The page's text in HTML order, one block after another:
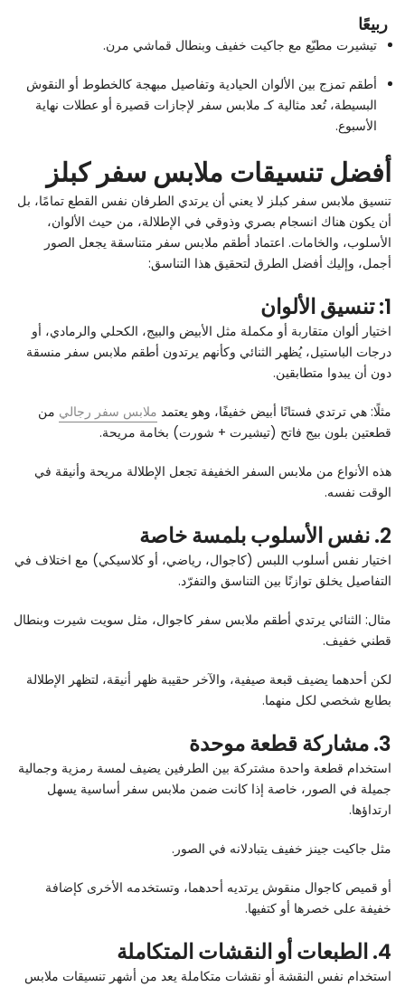
ربيعًا
تيشيرت مطبّع مع جاكيت خفيف وبنطال قماشي مرن.
أطقم تمزج بين الألوان الحيادية وتفاصيل مبهجة كالخطوط أو النقوش
البسيطة، تُعد مثالية كـ ملابس سفر لإجازات قصيرة أو عطلات نهاية
الأسبوع.
أفضل تنسيقات ملابس سفر كبلز
تنسيق ملابس سفر كبلز لا يعني أن يرتدي الطرفان نفس القطع تمامًا، بل
أن يكون هناك انسجام بصري وذوقي في الإطلالة، من حيث الألوان،
الأسلوب، والخامات. اعتماد أطقم ملابس سفر متناسقة يجعل الصور
أجمل، وإليك أفضل الطرق لتحقيق هذا التناسق:
1: تنسيق الألوان
اختيار ألوان متقاربة أو مكملة مثل الأبيض والبيج، الكحلي والرمادي، أو
درجات الباستيل، يُظهر الثنائي وكأنهم يرتدون أطقم ملابس سفر منسقة
دون أن يبدوا متطابقين.
مثلًا: هي ترتدي فستانًا أبيض خفيفًا، وهو يعتمد ملابس سفر رجالي من
قطعتين بلون بيج فاتح (تيشيرت + شورت) بخامة مريحة.
هذه الأنواع من ملابس السفر الخفيفة تجعل الإطلالة مريحة وأنيقة في
الوقت نفسه.
2. نفس الأسلوب بلمسة خاصة
اختيار نفس أسلوب اللبس (كاجوال، رياضي، أو كلاسيكي) مع اختلاف في
التفاصيل يخلق توازنًا بين التناسق والتفرّد.
مثال: الثنائي يرتدي أطقم ملابس سفر كاجوال، مثل سويت شيرت وبنطال
قطني خفيف.
لكن أحدهما يضيف قبعة صيفية، والآخر حقيبة ظهر أنيقة، لتظهر الإطلالة
بطابع شخصي لكل منهما.
3. مشاركة قطعة موحدة
استخدام قطعة واحدة مشتركة بين الطرفين يضيف لمسة رمزية وجمالية
جميلة في الصور، خاصة إذا كانت ضمن ملابس سفر أساسية يسهل
ارتداؤها.
مثل جاكيت جينز خفيف يتبادلانه في الصور.
أو قميص كاجوال منقوش يرتديه أحدهما، وتستخدمه الأخرى كإضافة
خفيفة على خصرها أو كتفيها.
4. الطبعات أو النقشات المتكاملة
استخدام نفس النقشة أو نقشات متكاملة يعد من أشهر تنسيقات ملابس